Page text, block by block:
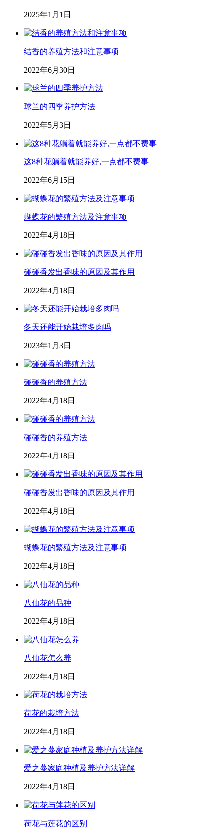
2025年1月1日
结香的养殖方法和注意事项
2022年6月30日
球兰的四季养护方法
2022年5月3日
这8种花躺着就能养好,一点都不费事
2022年6月15日
蝴蝶花的繁殖方法及注意事项
2022年4月18日
碰碰香发出香味的原因及其作用
2022年4月18日
冬天还能开始栽培多肉吗
2023年1月3日
碰碰香的养殖方法
2022年4月18日
碰碰香的养殖方法
2022年4月18日
碰碰香发出香味的原因及其作用
2022年4月18日
蝴蝶花的繁殖方法及注意事项
2022年4月18日
八仙花的品种
2022年4月18日
八仙花怎么养
2022年4月18日
荷花的栽培方法
2022年4月18日
爱之蔓家庭种植及养护方法详解
2022年4月18日
荷花与莲花的区别